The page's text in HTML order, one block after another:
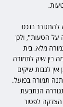
בנכס
על הטעות", ולכן
מלא. בית
בין שיק לתמורה
לגבות שיקים
תמורה בפועל.
הנתבעת
הצדקה לפטור